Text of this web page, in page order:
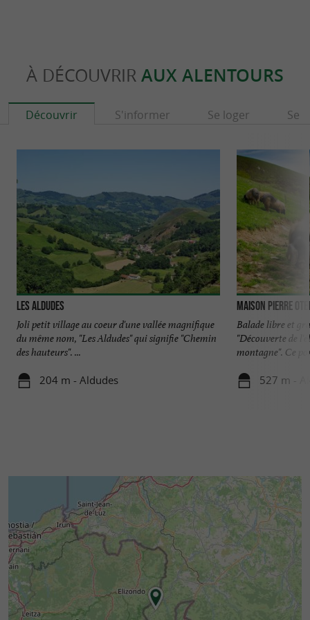
À DÉCOUVRIR AUX ALENTOURS
Découvrir S'informer Se loger Se
Les Aldudes
Joli petit village au coeur d'une vallée magnifique
du même nom, "Les Aldudes" qui signifie "Chemin
des hauteurs". ...
204 m - Aldudes
Maison Pierre
Balade libre et
"Découverte de
montagne". Ce
527 m -